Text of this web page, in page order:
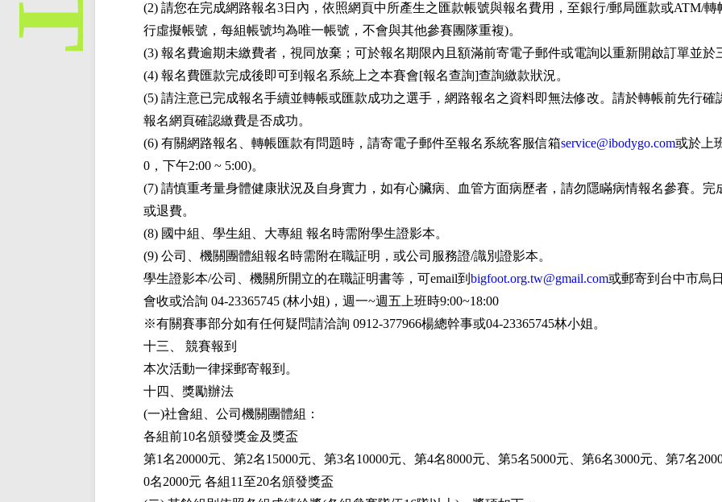
(2) 請您在完成網路報名3日內，依照網頁中所產生之匯款帳號與報名費用，至銀行/郵局匯款或ATM/
行虛擬帳號，每組帳號均為唯一帳號，不會與其他參賽團隊重複)。
(3) 報名費逾期未繳費者，視同放棄；可於報名期限內且額滿前寄電子郵件或電詢以重新開啟訂單並於
(4) 報名費匯款完成後即可到報名系統上之本賽會[報名查詢]查詢繳款狀況。
(5) 請注意已完成報名手續並轉帳或匯款成功之選手，網路報名之資料即無法修改。請於轉帳前先行
報名網頁確認繳費是否成功。
(6) 有關網路報名、轉帳匯款有問題時，請寄電子郵件至報名系統客服信箱service@ibodygo.com或於上
0，下午2:00 ~ 5:00)。
(7) 請慎重考量身體健康狀況及自身實力，如有心臟病、血管方面病歷者，請勿隱瞞病情報名參賽。
或退費。
(8) 國中組、學生組、大專組 報名時需附學生證影本。
(9) 公司、機關團體組報名時需附在職証明，或公司服務證/識別證影本。
學生證影本/公司、機關所開立的在職証明書等，可email到 bigfoot.org.tw@gmail.com或郵寄到台中市烏
會收或洽詢 04-23365745 (林小姐)，週一~週五上班時9:00~18:00
※有關賽事部分如有任何疑問請洽詢 0912-377966楊總幹事或04-23365745林小姐。
十三、 競賽報到
本次活動一律採郵寄報到。
十四、獎勵辦法
(一)社會組、公司機關團體組：
各組前10名頒發獎金及獎盃
第1名20000元、第2名15000元、第3名10000元、第4名8000元、第5名5000元、第6名3000元、第7名
0名2000元 各組11至20名頒發獎盃